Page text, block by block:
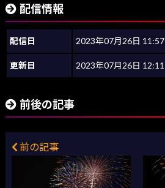
配信情報
配信日 2023年07月26日 11:57
更新日 2023年07月26日 12:11
前後の記事
前の記事